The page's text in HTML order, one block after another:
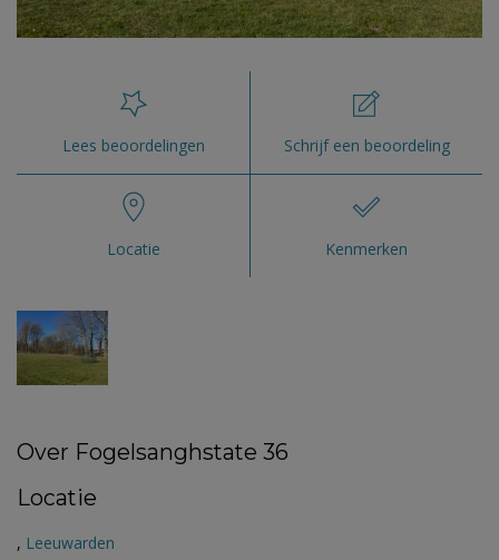
Lees beoordelingen Schrijf een beoordeling
Locatie Kenmerken
Over Fogelsanghstate 36
Locatie
, Leeuwarden